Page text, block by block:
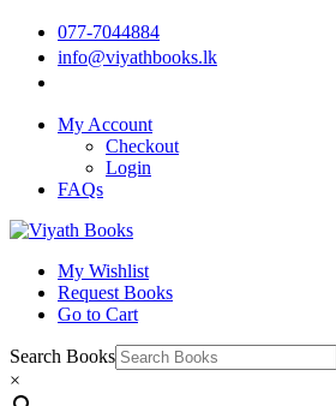
077-7044884
info@viyathbooks.lk
My Account
Checkout
Login
FAQs
My Wishlist
Request Books
Go to Cart
Search Books
×